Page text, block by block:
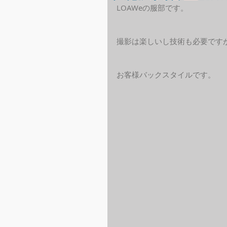
LOAWeの服部です。
撮影は楽しいし技術も必要です
お客様バックスタイルです。